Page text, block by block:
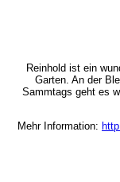
Reinhold ist ein
Garten. An der
Sammtags geht es
Mehr Information: